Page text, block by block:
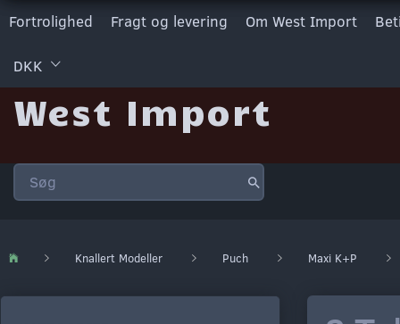
Fortrolighed Fragt og levering Om West Import
DKK
West Import
Knallert Modeller Puch Maxi K+P